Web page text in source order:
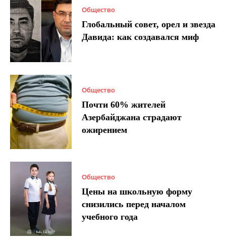
Общество
Глобальный совет, орел и звезда
Давида: как создавался миф
Общество
Почти 60% жителей
Азербайджана страдают
ожирением
Общество
Цены на школьную форму
снизились перед началом
учебного года